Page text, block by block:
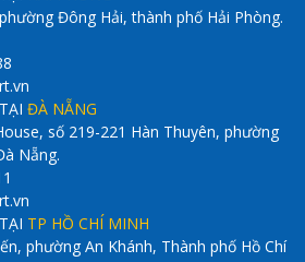
Đông Hải, thành phố Hải Phòng.
ĐÀ NẴNG
số 219-221 Hàn Thuyên, phường
Nẵng.
TP HỒ CHÍ MINH
phường An Khánh, Thành phố Hồ Chí